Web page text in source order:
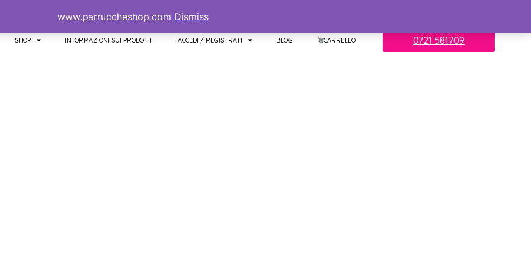
SHOP INFORMAZIONI SUI PRODOTTI ACCEDI / REGISTRATI BLOG CARRELLO 0721 581709
www.parruccheshop.com Dismiss